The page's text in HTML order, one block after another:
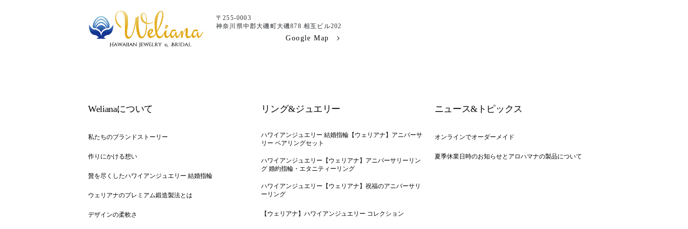
〒255-0003
神奈川県中郡大磯町大磯878 相互ビル202
Google Map
Welianaについて
私たちのブランドストーリー
作りにかける想い
贅を尽くしたハワイアンジュエリー 結婚指輪
ウェリアナのプレミアム鍛造製法とは
デザインの柔軟さ
リング&ジュエリー
ハワイアンジュエリー 結婚指輪【ウェリアナ】アニバーサ
リー ペアリングセット
ハワイアンジュエリー【ウェリアナ】アニバーサリーリン
グ 婚約指輪・エタニティーリング
ハワイアンジュエリー【ウェリアナ】祝福のアニバーサリ
ーリング
【ウェリアナ】ハワイアンジュエリー コレクション
ニュース&トピックス
オンラインでオーダーメイド
夏季休業日時のお知らせとアロハマナの製品について